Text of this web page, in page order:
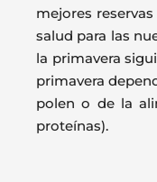
mejores
salud para las
la primavera
primavera
polen o de la
proteínas).